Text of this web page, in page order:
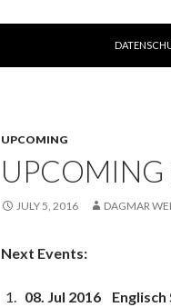
UPCOMING
UPCOMING
JULY 5, 2016 DAGMAR
Next Events:
08. Jul 2016